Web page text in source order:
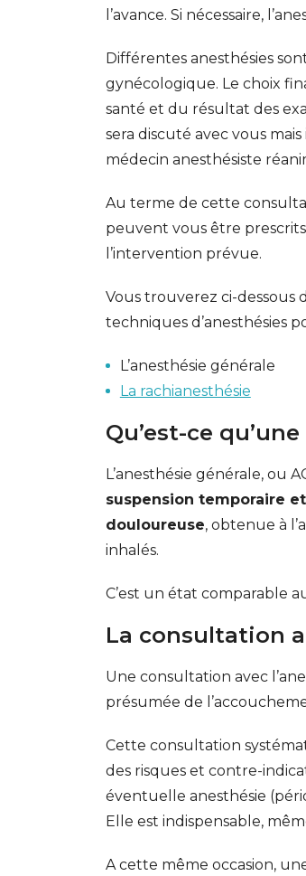
GESONDHEETZENTRUM FONDATION
l’avance. Si nécessaire,
Différentes anesthésies
gynécologique. Le choix
santé et du résultat des
sera discuté avec vous
médecin anesthésiste
Au terme de cette
peuvent vous être
l’intervention prévue.
Vous trouverez ci-dessous
techniques d’anesthésies
L’anesthésie générale
La rachianesthésie
Qu’est-ce
L’anesthésie générale, ou
suspension temporaire
douloureuse, obtenue à
inhalés.
C’est un état comparable
La consultation
Une consultation avec
présumée de
Cette consultation
des risques et contre-
éventuelle anesthésie
Elle est indispensable,
A cette même occasion,